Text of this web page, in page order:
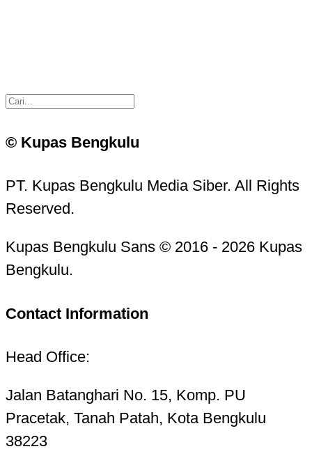
© Kupas Bengkulu
PT. Kupas Bengkulu Media Siber. All Rights
Reserved.
Kupas Bengkulu Sans © 2016 - 2026 Kupas
Bengkulu.
Contact Information
Head Office:
Jalan Batanghari No. 15, Komp. PU
Pracetak, Tanah Patah, Kota Bengkulu
38223